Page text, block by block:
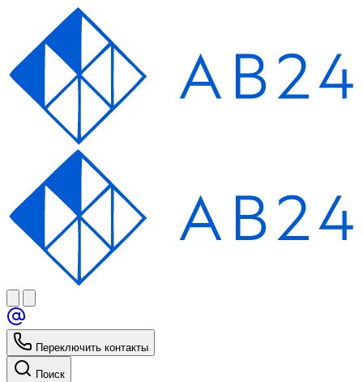
Переключить контакты
Поиск